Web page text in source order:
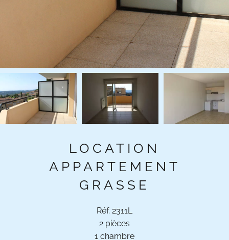
LOCATION
APPARTEMENT
GRASSE
Réf. 2311L
2 pièces
1 chambre